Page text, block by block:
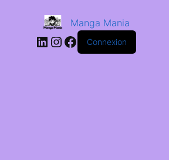
Manga Mania
Connexion